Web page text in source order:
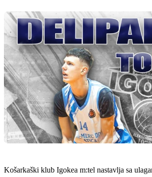
Košarkaški klub Igokea m:tel nastavlja sa